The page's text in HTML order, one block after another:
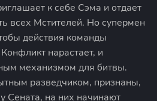
к себе Сэма и отдает
всех Мстителей. Но супермен
действия команды
нарастает, и
механизмом для битвы.
разведчиком, признаны,
Сената, на них начинают